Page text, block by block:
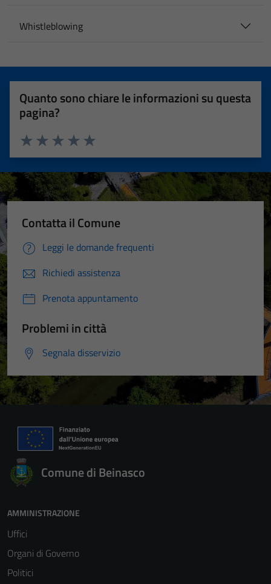
Whistleblowing
Quanto sono chiare le informazioni su questa
pagina?
Valuta 5 stelle su 5
Valuta 4 stelle su 5
Valuta 3 stelle su 5
Valuta 2 stelle su 5
Valuta 1 stelle su 5
Contatta il Comune
Leggi le domande frequenti
Richiedi assistenza
Prenota appuntamento
Problemi in città
Segnala disservizio
Comune di Beinasco
AMMINISTRAZIONE
Uffici
Organi di Governo
Politici